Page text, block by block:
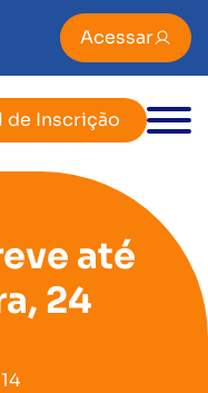
Acessar
de Inscrição
até
24